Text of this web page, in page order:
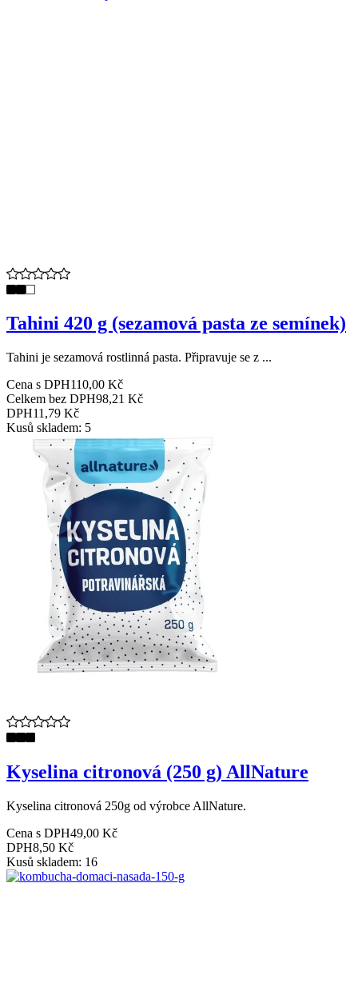
Tahini 420 g (sezamová pasta ze semínek)
Tahini je sezamová rostlinná pasta. Připravuje se z ...
Cena s DPH110,00 Kč
Celkem bez DPH98,21 Kč
DPH11,79 Kč
Kusů skladem: 5
Kyselina citronová (250 g) AllNature
Kyselina citronová 250g od výrobce AllNature.
Cena s DPH49,00 Kč
DPH8,50 Kč
Kusů skladem: 16